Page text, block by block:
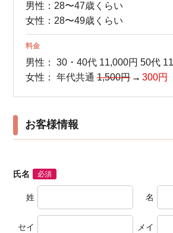
男性：28〜47歳くらい
女性：28〜49歳くらい
料金
男性： 30・40代 11,000円50代
女性：
年代共通1,500円 300円
お客様情報
氏名 必須
姓 名
セイ メイ